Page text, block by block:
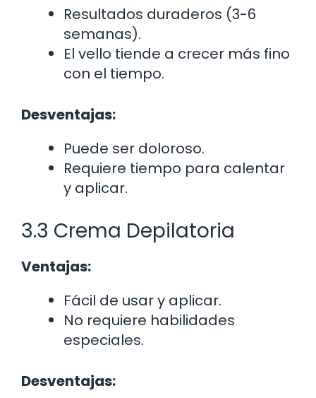
Resultados duraderos (3-6
semanas).
El vello tiende a crecer más fino
con el tiempo.
Desventajas:
Puede ser doloroso.
Requiere tiempo para calentar
y aplicar.
3.3 Crema Depilatoria
Ventajas:
Fácil de usar y aplicar.
No requiere habilidades
especiales.
Desventajas: